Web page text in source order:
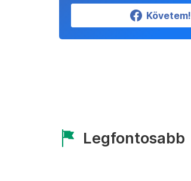
Követem!
Legfontosabb